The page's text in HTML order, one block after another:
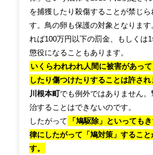
を捕獲したり殺傷することが禁じら
す。鳥の卵も保護の対象となります
れば100万円以下の罰金、もしくは
懲役になることもあります。
いくらわれわれ人間に被害があっ
したり傷つけたりすることは許され
川根本町でも例外ではありません。
治することはできないのです。
したがって
「鳩駆除」といっても
律にしたがって「鳩対策」すること
す。